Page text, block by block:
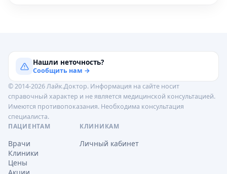
Нашли неточность?
Сообщить нам →
© 2014-2026 Лайк.Доктор. Информация на сайте носит
справочный характер и не является медицинской консультацией.
Имеются противопоказания. Необходима консультация
специалиста.
ПАЦИЕНТАМ
Врачи
Клиники
Цены
КЛИНИКАМ
Личный кабинет